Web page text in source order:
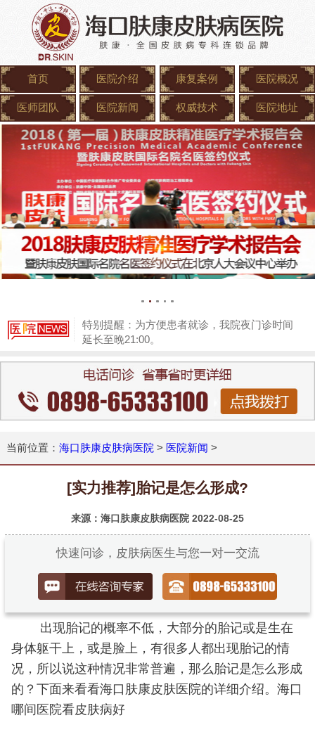
首页 医院介绍 康复案例 医院概况
医师团队 医院新闻 权威技术 医院地址
特别提醒：为方便患者就诊，我院夜门诊时间
延长至晚21:00。
当前位置： 海口肤康皮肤病医院 > 医院新闻 >
[实力推荐]胎记是怎么形成?
来源：海口肤康皮肤病医院 2022-08-25
快速问诊，皮肤病医生与您一对一交流
出现胎记的概率不低，大部分的胎记或是生在
身体躯干上，或是脸上，有很多人都出现胎记的情
况，所以说这种情况非常普遍，那么胎记是怎么形成
的？下面来看看海口肤康皮肤医院的详细介绍。海口
哪间医院看皮肤病好